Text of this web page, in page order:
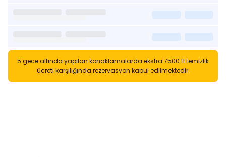
5 gece altında yapılan konaklamalarda ekstra 7500 tl temizlik
ücreti karşılığında rezervasyon kabul edilmektedir.